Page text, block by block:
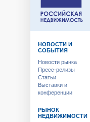
НОВОСТИ И
СОБЫТИЯ
Новости рынка
Пресс-релизы
Статьи
Выставки и
конференции
РЫНОК
НЕДВИЖИМОСТИ